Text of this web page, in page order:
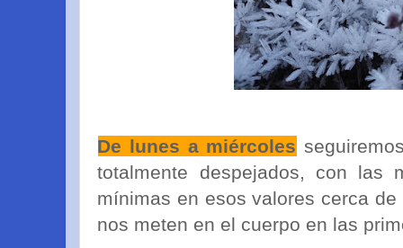
De lunes a miércoles
totalmente despejados, con
mínimas en esos valores cerca
nos meten en el cuerpo en las